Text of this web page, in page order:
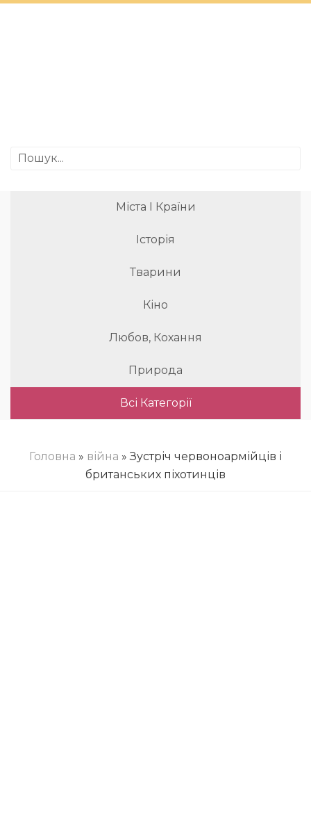
Міста І Країни
Історія
Тварини
Кіно
Любов, Кохання
Природа
Всі Категорії
Головна » війна » Зустріч червоноармійців і
британських піхотинців